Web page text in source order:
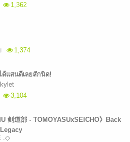
1,362
1,374
ด้แสนดีเลยสักนิด!
3,104
剣道部 - TOMOYASUxSEICHO》Back
.◇